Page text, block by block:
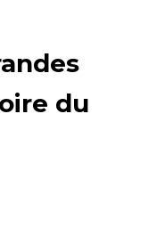
du